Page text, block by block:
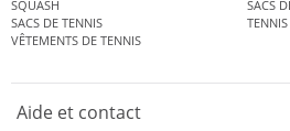
SQUASH
SACS
SACS DE TENNIS
TENNIS
VÊTEMENTS DE TENNIS
Aide et contact